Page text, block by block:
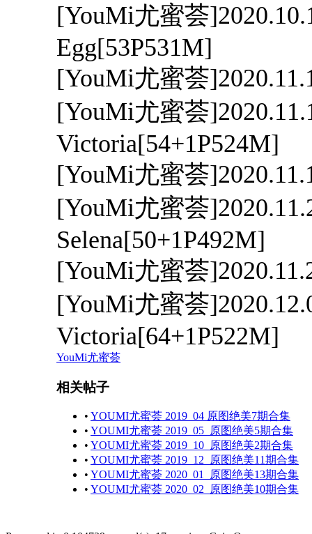
[YouMi尤蜜荟
Egg[53P531M]
[YouMi尤蜜荟
[YouMi尤蜜荟
Victoria[54+1P524M]
[YouMi尤蜜荟
[YouMi尤蜜荟
Selena[50+1P492M]
[YouMi尤蜜荟
[YouMi尤蜜荟
Victoria[64+1P522M]
YouMi尤蜜荟
相关帖子
• YOUMI尤蜜荟 2019_04 原图绝美7期合集
• YOUMI尤蜜荟 2019_05_原图绝美5期合集
• YOUMI尤蜜荟 2019_10_原图绝美2期合集
• YOUMI尤蜜荟 2019_12_原图绝美11期合集
• YOUMI尤蜜荟 2020_01_原图绝美13期合集
• YOUMI尤蜜荟 2020_02_原图绝美10期合集